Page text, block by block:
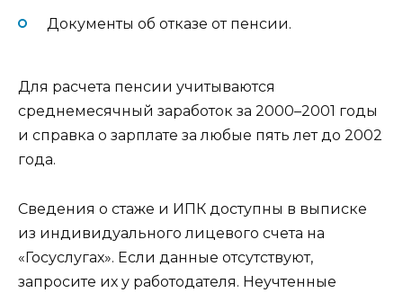
Документы об отказе от пенсии.
Для расчета пенсии учитываются
среднемесячный заработок за 2000–2001 годы
и справка о зарплате за любые пять лет до 2002
года.
Сведения о стаже и ИПК доступны в выписке
из индивидуального лицевого счета на
«Госуслугах». Если данные отсутствуют,
запросите их у работодателя. Неучтенные